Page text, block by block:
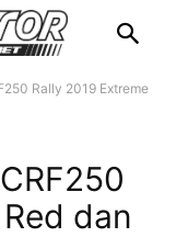
Rally 2019 Extreme
dan